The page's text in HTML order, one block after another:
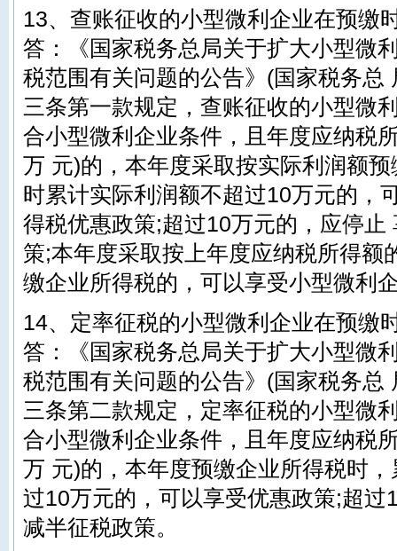
13、查账征收的小型微利企业在预缴
答：《国家税务总局关于扩大小型微
税范围有关问题的公告》(国家税务总
三条第一款规定，查账征收的小型微
合小型微利企业条件，且年度应纳税
万 元)的，本年度采取按实际利润额
时累计实际利润额不超过10万元的，
得税优惠政策;超过10万元的，应停止
策;本年度采取按上年度应纳税所得额
缴企业所得税的，可以享受小型微利
14、定率征税的小型微利企业在预缴
答：《国家税务总局关于扩大小型微
税范围有关问题的公告》(国家税务总
三条第二款规定，定率征税的小型微
合小型微利企业条件，且年度应纳税
万 元)的，本年度预缴企业所得税时
过10万元的，可以享受优惠政策;超过
减半征税政策。